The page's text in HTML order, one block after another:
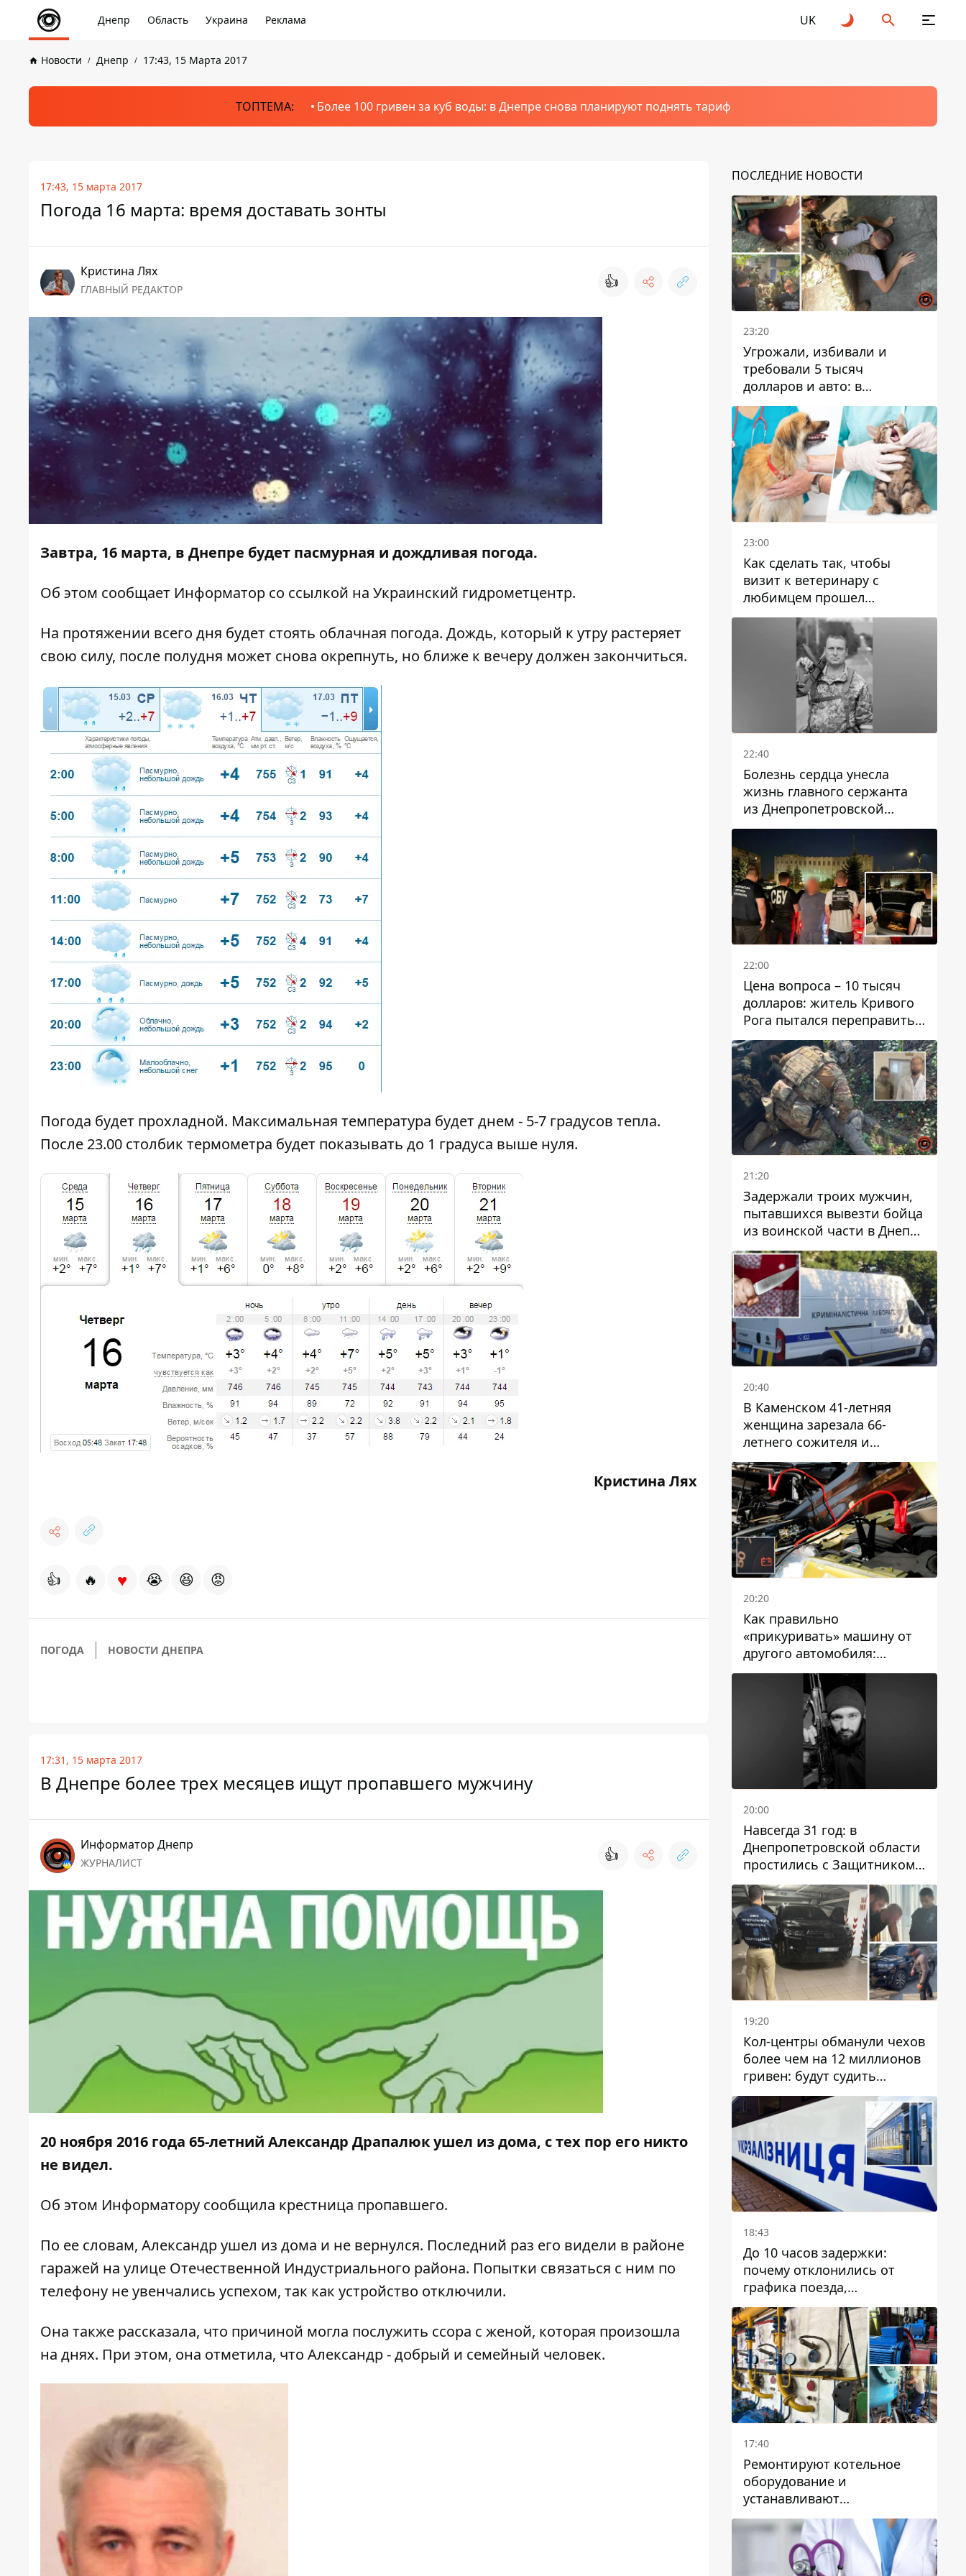
Днепр Область Украина Реклама UK
Новости Днепр 17:43, 15 Марта 2017
ТОПТЕМА: Более 100 гривен за куб воды: в Днепре снова планируют поднять тариф
17:43, 15 марта 2017
Погода 16 марта: время доставать зонты
Кристина Лях
ГЛАВНЫЙ РЕДАКТОР 👍
Завтра, 16 марта, в Днепре будет пасмурная и дождливая погода.
Об этом сообщает Информатор со ссылкой на Украинский гидрометцентр.
На протяжении всего дня будет стоять облачная погода. Дождь, который к утру растеряет
свою силу, после полудня может снова окрепнуть, но ближе к вечеру должен закончиться.
Погода будет прохладной. Максимальная температура будет днем - 5-7 градусов тепла.
После 23.00 столбик термометра будет показывать до 1 градуса выше нуля.
Кристина Лях
👍 🔥 ♥ 😭 😆 😡
ПОГОДА НОВОСТИ ДНЕПРА
17:31, 15 марта 2017
В Днепре более трех месяцев ищут пропавшего мужчину
Информатор Днепр
ЖУРНАЛИСТ 👍
20 ноября 2016 года 65-летний Александр Драпалюк ушел из дома, с тех пор его никто
не видел.
Об этом Информатору сообщила крестница пропавшего.
По ее словам, Александр ушел из дома и не вернулся. Последний раз его видели в районе
гаражей на улице Отечественной Индустриального района. Попытки связаться с ним по
телефону не увенчались успехом, так как устройство отключили.
Она также рассказала, что причиной могла послужить ссора с женой, которая произошла
на днях. При этом, она отметила, что Александр - добрый и семейный человек.
ПОСЛЕДНИЕ НОВОСТИ
23:20
Угрожали, избивали и
требовали 5 тысяч
долларов и авто: в
Павлограде задержали двух
мужчин
23:00
Как сделать так, чтобы
визит к ветеринару с
любимцем прошел
спокойно: простые советы
22:40
Болезнь сердца унесла
жизнь главного сержанта
из Днепропетровской
области Юрия Свистуна
22:00
Цена вопроса – 10 тысяч
долларов: житель Кривого
Рога пытался переправить
мужчину в Словакию
21:20
Задержали троих мужчин,
пытавшихся вывезти бойца
из воинской части в Днепр
за 7 тысяч долларов: среди
них был врач
20:40
В Каменском 41-летняя
женщина зарезала 66-
летнего сожителя и
пыталась обмануть
полицейских
20:20
Как правильно
«прикуривать» машину от
другого автомобиля:
инструкция для водителей
20:00
Навсегда 31 год: в
Днепропетровской области
простились с Защитником
Александром Репиным
19:20
Кол-центры обманули чехов
более чем на 12 миллионов
гривен: будут судить
днепрянина,
организовавшего
транснациональную
преступную организацию
18:43
До 10 часов задержки:
почему отклонились от
графика поезда,
курсирующие через Днепр
и область
17:40
Ремонтируют котельное
оборудование и
устанавливают
генераторные установки:
как в Днепре готовятся к
отопительному сезону